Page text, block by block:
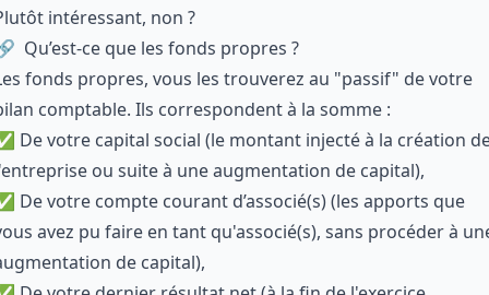
intéressant, non ?
Qu’est-ce que les fonds propres ?
fonds propres, vous les trouverez au "passif" de votre
comptable. Ils correspondent à la somme :
De votre capital social (le montant injecté à la création
ou suite à une augmentation de capital),
De votre compte courant d’associé(s) (les apports que
avez pu faire en tant qu'associé(s), sans procéder à
de capital),